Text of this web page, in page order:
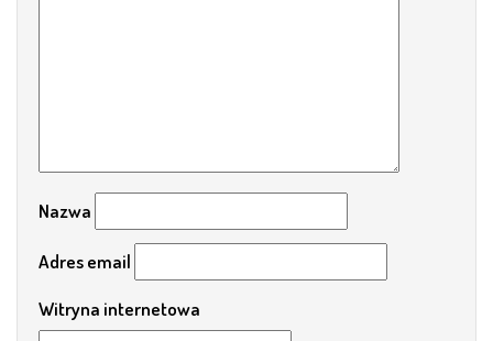
Nazwa
Adres email
Witryna internetowa